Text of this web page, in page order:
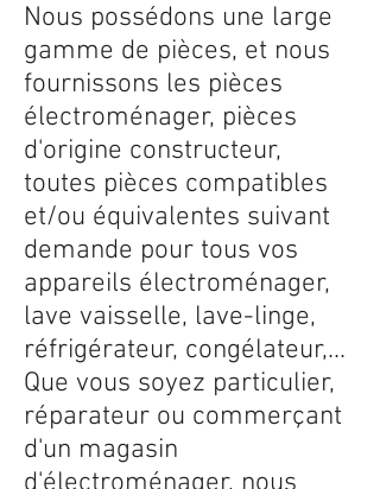
Nous possédons une large
gamme de pièces, et nous
fournissons les pièces
électroménager, pièces
d'origine constructeur,
toutes pièces compatibles
et/ou équivalentes suivant
demande pour tous vos
appareils électroménager,
lave vaisselle, lave-linge,
réfrigérateur, congélateur,...
Que vous soyez particulier,
réparateur ou commerçant
d'un magasin